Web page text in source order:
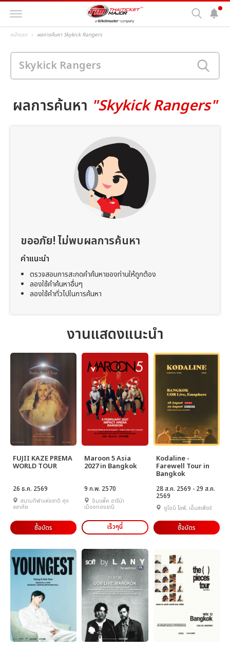
หน้าแรก ผลการค้นหา Skykick Rangers
ผลการค้นหา "Skykick Rangers"
ขออภัย! ไม่พบผลการค้นหา
คำแนะนำ
ตรวจสอบการสะกดคำค้นหาของท่านให้ถูกต้อง
ลองใช้คำค้นหาอื่นๆ
ลองใช้คำทั่วไปในการค้นหา
งานแสดงแนะนำ
FUJII KAZE PREMA
WORLD TOUR
26 ธ.ค. 2569
สนามกีฬาแห่งชาติ ศุภ
ชลาศัย
ซื้อบัตร
Maroon 5 Asia
2027 in Bangkok
9 ก.พ. 2570
อิมแพ็ค อารีน่า
เมืองทองธานี
เร็วๆนี้
Kodaline -
Farewell Tour in
Bangkok
28 ส.ค. 2569 - 29 ส.ค.
2569
ยูโอบี ไลฟ์, เอ็มสเฟียร์
ซื้อบัตร